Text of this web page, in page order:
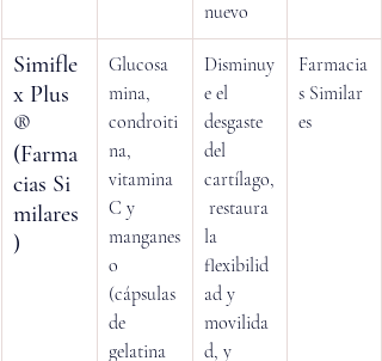
nuevo
Simifle
x Plus
®
(Farma
cias Si
milares
)
Glucosa
mina,
condroiti
na,
vitamina
C y
manganes
o
(cápsulas
de
gelatina
Disminuy
e el
desgaste
del
cartílago,
restaura
la
flexibilid
ad y
movilida
d, y
Farmacia
s Similar
es